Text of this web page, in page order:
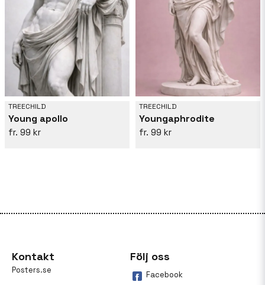
TREECHILD
Young apollo
99 kr
TREECHILD
Youngaphrodite
99 kr
Kontakt
Posters.se
Följ oss
Facebook